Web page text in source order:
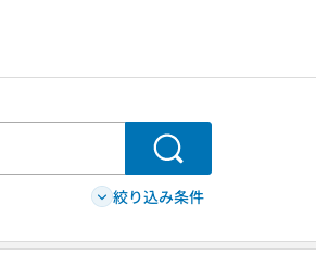
検索
絞り込み条件